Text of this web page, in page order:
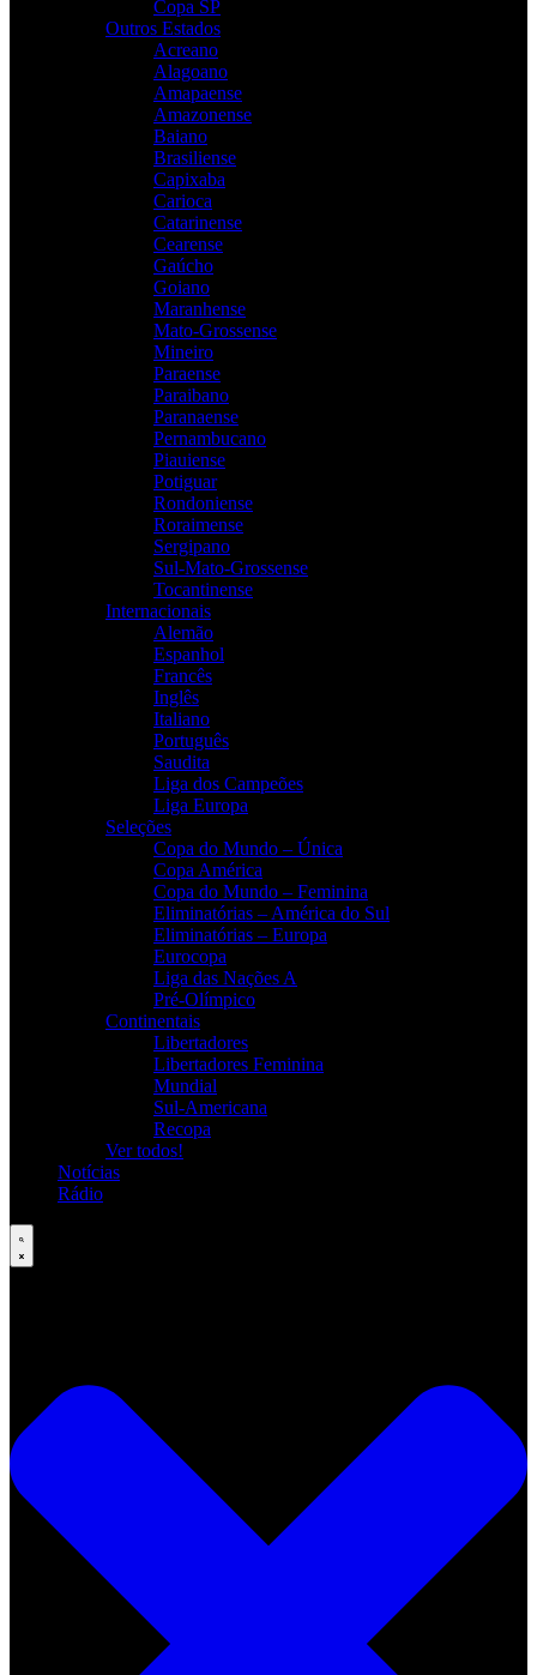
Copa SP
Outros Estados
Acreano
Alagoano
Amapaense
Amazonense
Baiano
Brasiliense
Capixaba
Carioca
Catarinense
Cearense
Gaúcho
Goiano
Maranhense
Mato-Grossense
Mineiro
Paraense
Paraibano
Paranaense
Pernambucano
Piauiense
Potiguar
Rondoniense
Roraimense
Sergipano
Sul-Mato-Grossense
Tocantinense
Internacionais
Alemão
Espanhol
Francês
Inglês
Italiano
Português
Saudita
Liga dos Campeões
Liga Europa
Seleções
Copa do Mundo – Única
Copa América
Copa do Mundo – Feminina
Eliminatórias – América do Sul
Eliminatórias – Europa
Eurocopa
Liga das Nações A
Pré-Olímpico
Continentais
Libertadores
Libertadores Feminina
Mundial
Sul-Americana
Recopa
Ver todos!
Notícias
Rádio